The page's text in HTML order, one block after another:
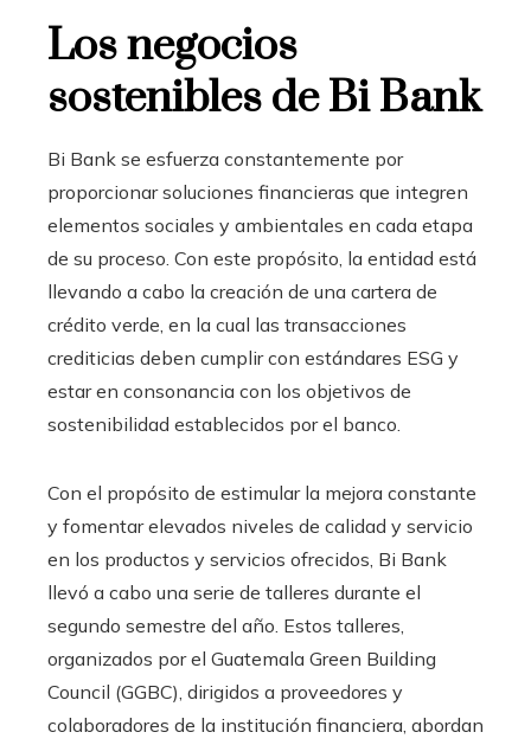
Los negocios
sostenibles de Bi Bank
Bi Bank se esfuerza constantemente por
proporcionar soluciones financieras que integren
elementos sociales y ambientales en cada etapa
de su proceso. Con este propósito, la entidad está
llevando a cabo la creación de una cartera de
crédito verde, en la cual las transacciones
crediticias deben cumplir con estándares ESG y
estar en consonancia con los objetivos de
sostenibilidad establecidos por el banco.
Con el propósito de estimular la mejora constante
y fomentar elevados niveles de calidad y servicio
en los productos y servicios ofrecidos, Bi Bank
llevó a cabo una serie de talleres durante el
segundo semestre del año. Estos talleres,
organizados por el Guatemala Green Building
Council (GGBC), dirigidos a proveedores y
colaboradores de la institución financiera, abordan